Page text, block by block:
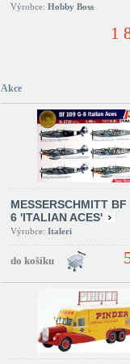
Výrobce: Hobby Boss
1
Akce
MESSERSCHMITT
6 'ITALIAN ACES'
Výrobce: Italeri